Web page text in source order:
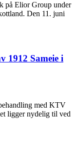
på Elior Group under
Den 11. juni
1912 Sameie i
med KTV
ligger nydelig til ved